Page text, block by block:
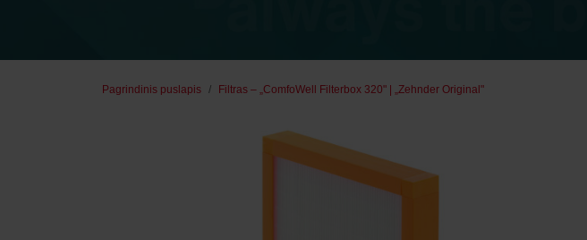
Pagrindinis puslapis Filtras – „ComfoWell Filterbox 320" | „Zehnder Original"